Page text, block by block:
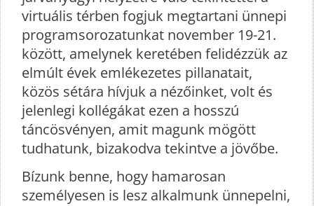
virtuális térben fogjuk megtartani ünnepi
programsorozatunkat november 19-21.
között, amelynek keretében felidézzük az
elmúlt évek emlékezetes pillanatait,
közös sétára hívjuk a nézőinket, volt és
jelenlegi kollégákat ezen a hosszú
táncösvényen, amit magunk mögött
tudhatunk, bizakodva tekintve a jövőbe.
Bízunk benne, hogy hamarosan
személyesen is lesz alkalmunk ünnepelni,